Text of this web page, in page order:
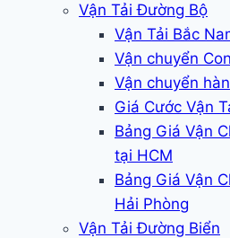
Vận Tải Đường Bộ
Vận Tải Bắc
Vận chuyển
Vận chuyển
Giá Cước Vận
Bảng Giá Vận
tại HCM
Bảng Giá Vận
Hải Phòng
Vận Tải Đường Biển